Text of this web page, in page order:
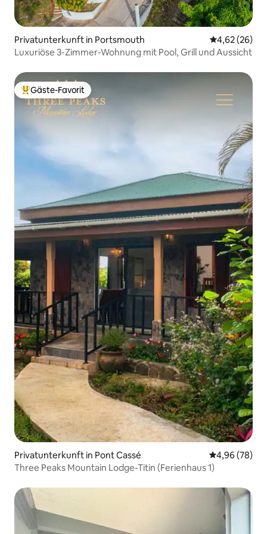
Privatunterkunft in Portsmouth
4,62 (26)
Luxuriöse 3-Zimmer-Wohnung mit Pool, Grill und Aussicht
Beliebter Gäste-Favorit.
Gäste-Favorit
Privatunterkunft in Pont Cassé
4,96 (78)
Three Peaks Mountain Lodge-Titin (Ferienhaus 1)